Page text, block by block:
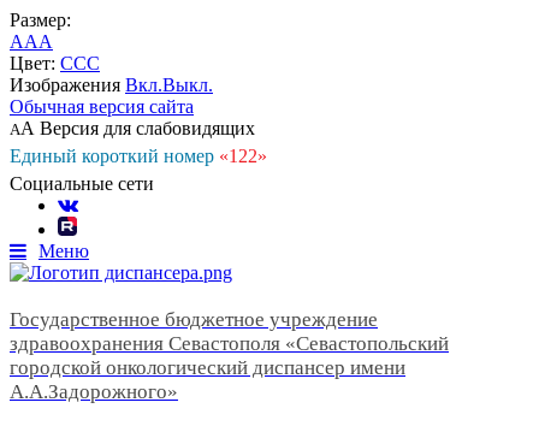
Размер:
AAA
Цвет: CCC
Изображения Вкл.Выкл.
Обычная версия сайта
АА Версия для слабовидящих
Единый короткий номер «122»
Социальные сети
Меню
Государственное бюджетное учреждение
здравоохранения Севастополя «Севастопольский
городской онкологический диспансер имени
А.А.Задорожного»